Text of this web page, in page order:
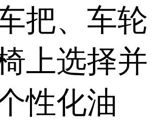
把、车轮
上选择并
性化油